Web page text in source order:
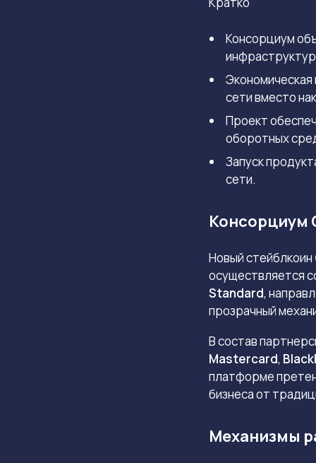
Консорциум
сети вместо
Проект
оборотных
Запуск
сети.
Консорциум
Новый стейблкоин
осуществляется
Standard,
прозрачный
В состав
Mastercard,
платформе
бизнеса от
Механизмы